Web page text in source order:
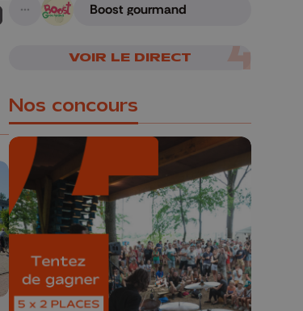
FaceBook
sur LinkedIn
sur Whatsapp
A suivre
Boost gourmand
VOIR LE DIRECT
Nos concours
🎁 Gagnez 5x2
places pour le
Bucolique Ferrières
Festival 🌿🎶